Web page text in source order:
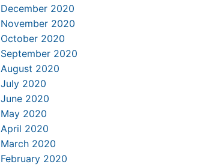
December 2020
November 2020
October 2020
September 2020
August 2020
July 2020
June 2020
May 2020
April 2020
March 2020
February 2020